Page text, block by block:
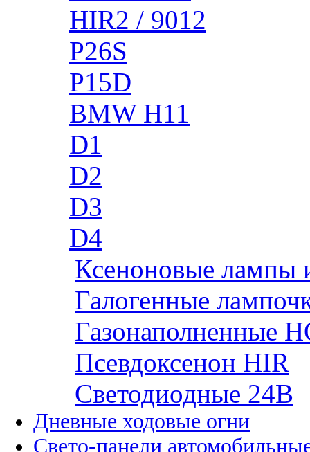
HIR2 / 9012
P26S
P15D
BMW H11
D1
D2
D3
D4
Ксеноновые лампы
Галогенные
Газонаполненные
Псевдоксенон HIR
Cветодиодные 24B
Дневные ходовые огни
Свето-панели